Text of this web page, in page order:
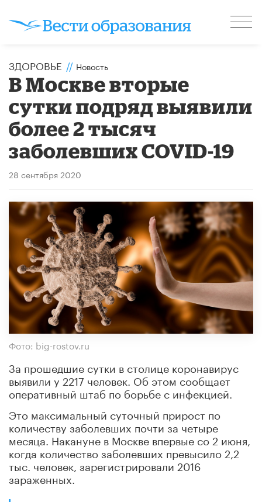
ЗДОРОВЬЕ // Новость
В Москве вторые
сутки подряд выявили
более 2 тысяч
заболевших COVID-19
28 сентября 2020
Фото: big-rostov.ru
За прошедшие сутки в столице коронавирус
выявили у 2217 человек. Об этом сообщает
оперативный штаб по борьбе с инфекцией.
Это максимальный суточный прирост по
количеству заболевших почти за четыре
месяца. Накануне в Москве впервые со 2 июня,
когда количество заболевших превысило 2,2
тыс. человек, зарегистрировали 2016
зараженных.